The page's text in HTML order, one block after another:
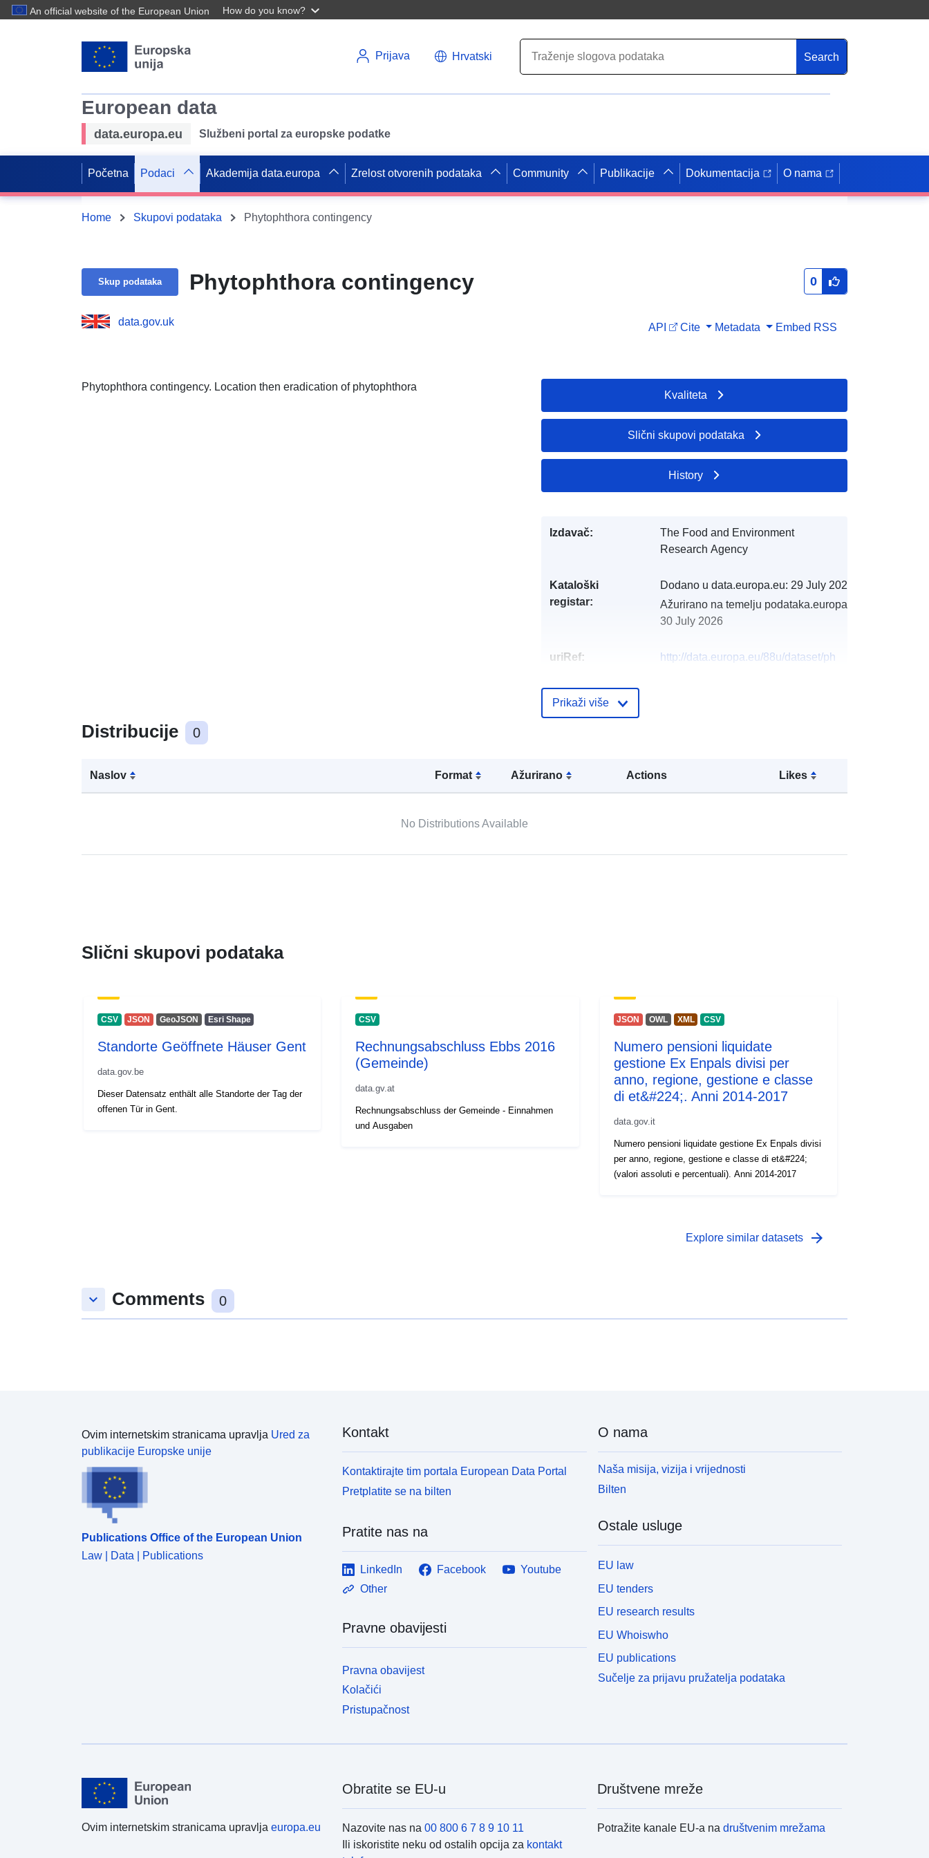
An official website of the European Union How do you know?
Prijava Hrvatski Search
European data
data.europa.eu Službeni portal za europske podatke
Početna Podaci Akademija data.europa Zrelost otvorenih podataka Community Publikacije Dokumentacija O nama
Home Skupovi podataka Phytophthora contingency
Skup podataka Phytophthora contingency 0
data.gov.uk API Cite Metadata Embed RSS
Phytophthora contingency. Location then eradication of phytophthora
Distribucije 0
Naslov Formаt Ažurirano Actions Likes
No Distributions Available
Kvaliteta
Slični skupovi podataka
History
Izdavač:
The Food and Environment
Research Agency
Kataloški
registar:
Dodano u data.europa.eu: 29 July 2026
Ažurirano na temelju podataka.europa.eu:
30 July 2026
uriRef:
http://data.europa.eu/88u/dataset/ph
Prikaži više
Slični skupovi podataka
CSV JSON GeoJSON Esri Shape
Standorte Geöffnete Häuser Gent
data.gov.be
Dieser Datensatz enthält alle Standorte der Tag der
offenen Tür in Gent.
CSV
Rechnungsabschluss Ebbs 2016
(Gemeinde)
data.gv.at
Rechnungsabschluss der Gemeinde - Einnahmen
und Ausgaben
JSON OWL XML CSV
Numero pensioni liquidate
gestione Ex Enpals divisi per
anno, regione, gestione e classe
di et&#224;. Anni 2014-2017
data.gov.it
Numero pensioni liquidate gestione Ex Enpals divisi
per anno, regione, gestione e classe di et&#224;
(valori assoluti e percentuali). Anni 2014-2017
Explore similar datasets arrow_forward
keyboard_arrow_down Comments 0
Ovim internetskim stranicama upravlja Ured za
publikacije Europske unije
Publications Office of the European Union
Law | Data | Publications
Kontakt
Kontaktirajte tim portala European Data Portal
Pretplatite se na bilten
Pratite nas na
LinkedIn Facebook
Youtube
Other
Pravne obavijesti
Pravna obavijest
Kolačići
Pristupačnost
O nama
Naša misija, vizija i vrijednosti
Bilten
Ostale usluge
EU law
EU tenders
EU research results
EU Whoiswho
EU publications
Sučelje za prijavu pružatelja podataka
Ovim internetskim stranicama upravlja europa.eu
Obratite se EU-u
Nazovite nas na 00 800 6 7 8 9 10 11
Ili iskoristite neku od ostalih opcija za kontakt
Društvene mreže
Potražite kanale EU-a nadruštvenim mrežama